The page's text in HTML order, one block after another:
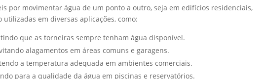
por movimentar água de um ponto a outro, seja em edifícios residenciais,
em diversas aplicações, como:
que as torneiras sempre tenham água disponível.
alagamentos em áreas comuns e garagens.
a temperatura adequada em ambientes comerciais.
para a qualidade da água em piscinas e reservatórios.